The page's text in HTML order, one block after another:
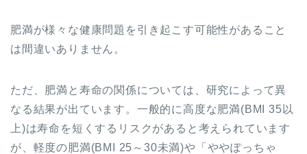
肥満が様々な健康問題を引き起こす可能性があること
は間違いありません。
ただ、肥満と寿命の関係については、研究によって異
なる結果が出ています。一般的に高度な肥満(BMI 35以
上)は寿命を短くするリスクがあると考えられています
が、軽度の肥満(BMI 25～30未満)や「ややぽっちゃ